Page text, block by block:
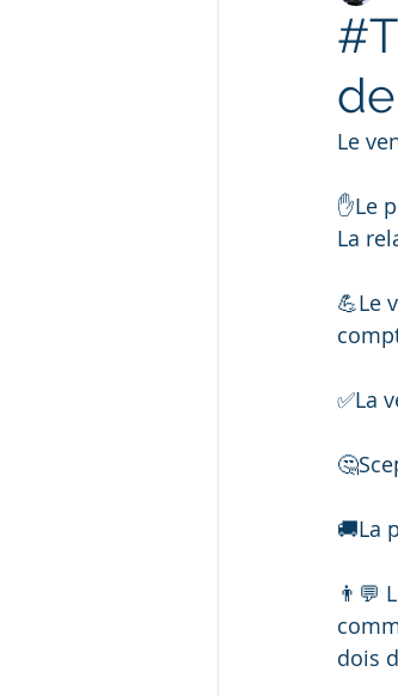
Le
✋Le
La
💪Le
✅La
🚚La
👨💬
dois